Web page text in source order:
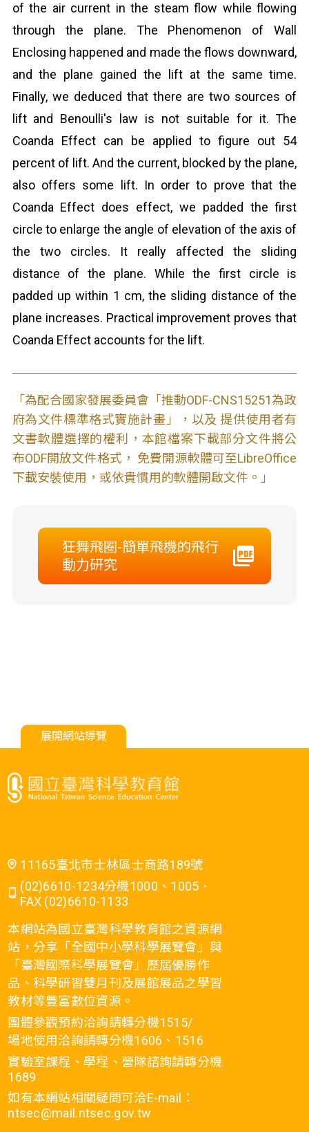
of the air current in the steam flow while flowing
through the plane. The Phenomenon of Wall
Enclosing happened and made the flows downward,
and the plane gained the lift at the same time.
Finally, we deduced that there are two sources of
lift and Benoulli's law is not suitable for it. The
Coanda Effect can be applied to figure out 54
percent of lift. And the current, blocked by the plane,
also offers some lift. In order to prove that the
Coanda Effect does effect, we padded the first
circle to enlarge the angle of elevation of the axis of
the two circles. It really affected the sliding
distance of the plane. While the first circle is
padded up within 1 cm, the sliding distance of the
plane increases. Practical improvement proves that
Coanda Effect accounts for the lift.
「為配合國家發展委員會「推動ODF-CNS15251為政
府為文件標準格式實施計畫」，以及 提供使用者有
文書軟體選擇的權利，本館檔案下載部分文件將公
布ODF開放文件格式， 免費開源軟體可至LibreOffice
下載安裝使用，或依貴慣用的軟體開啟文件。」
狂舞飛圈-簡單飛機的飛行
動力研究
展開網站導覽
11165臺北市士林區士商路189號
(02)6610-1234分機1000、1005．
FAX (02)6610-1133
本網站為國立臺灣科學教育館之資源網
站，分享「全國中小學科學展覽會」與
「臺灣國際科學展覽會」歷屆優勝作
品、科學研習雙月刊及展館展品之學習
教材等豐富數位資源。
團體參觀預約洽詢請轉分機1515/
場地使用洽詢請轉分機1606、1516
實驗室課程、學程、營隊諮詢請轉分機
1689
如有本網站相關疑問可洽E-mail：
ntsec@mail.ntsec.gov.tw